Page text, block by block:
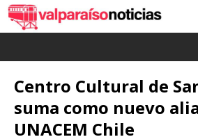
Centro Cultural de
suma como nuevo
UNACEM Chile